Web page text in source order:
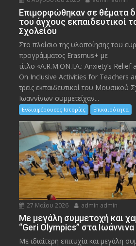
Eπιμορφώθηκαν σε θέματα
του άγχους εκπαιδευτικοί
Σχολείου
Στο πλαίσιο της υλοποίησης του
προγράμματος Erasmus+ με
τίτλο «A.R.M.ON.I.A.: Anxiety’s
On Inclusive Activities for Teachers
τρεις εκπαιδευτικοί του Μουσικού
Ιωαννίνων συμμετείχαν...
Ενδιαφέρουσες Ιστορίες Επικαιρότητα
27 Μαΐου 2026 admin admin
Με μεγάλη συμμετοχή και
“Geri Olympics” στα Ιωάννινα
Με ιδιαίτερη επιτυχία και μεγάλη